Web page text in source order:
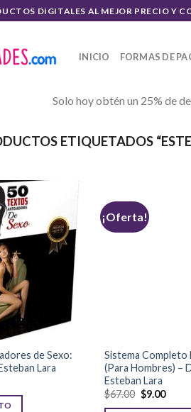
DIGITALES AL MEJOR PRECIO Y
INICIO FORMAS DE
Solo hoy obtén un 25% de
ETIQUETADOS
de Sexo:
Lara
¡Oferta!
Sistema Completo
(Para Hombres) –
Esteban Lara
$67.00 $9.00